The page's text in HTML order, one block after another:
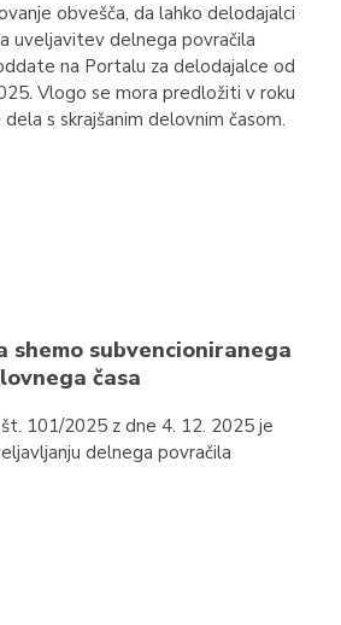
obvešča, da lahko delodajalci
uveljavitev delnega povračila
na Portalu za delodajalce od
Vlogo se mora predložiti v roku
s skrajšanim delovnim časom.
subvencioniranega
časa
101/2025 z dne 4. 12. 2025 je
delnega povračila